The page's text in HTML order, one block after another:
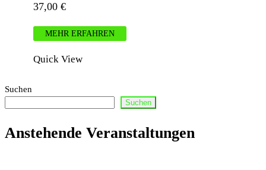
37,00 €
MEHR ERFAHREN
Quick View
Suchen
Suchen
Anstehende Veranstaltungen